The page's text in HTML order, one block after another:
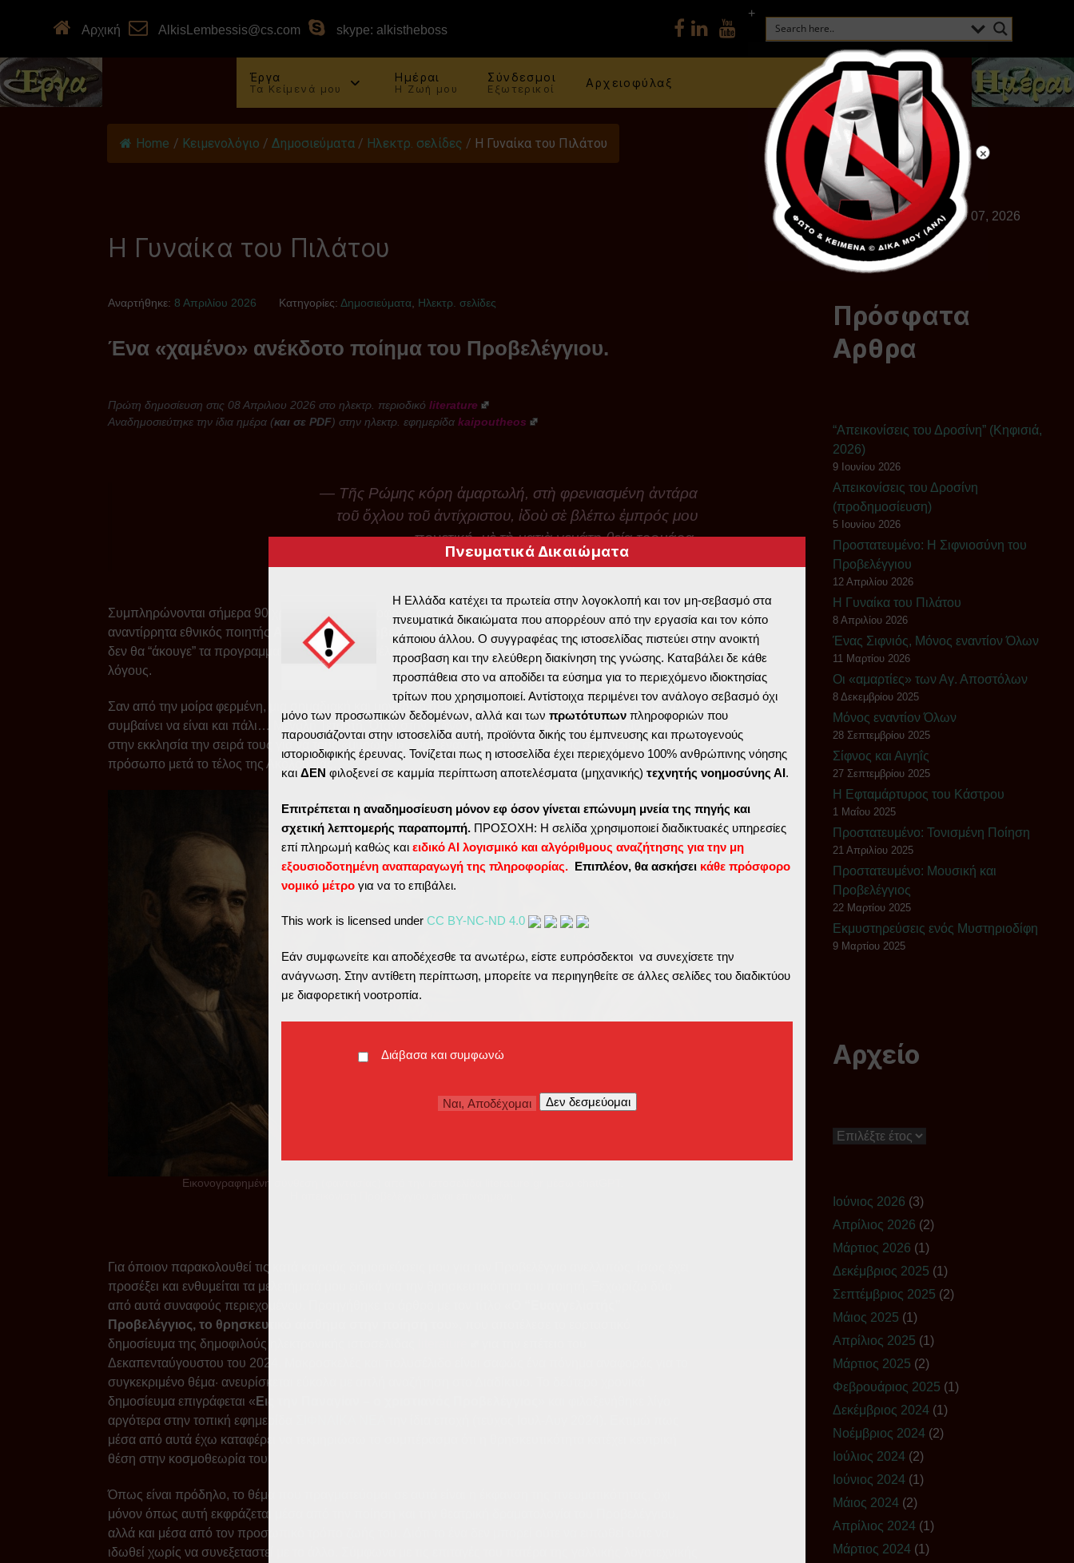
Αρχική AlkisLembessis@cs.com skype: alkistheboss
Έργα
Τα Κείμενά μου
Ημέραι
Η Ζωή μου
Σύνδεσμοι
Εξωτερικοί Αρχειοφύλαξ
Home / Κειμενολόγιο / Δημοσιεύματα / Ηλεκτρ. σελίδες / Η Γυναίκα του Πιλάτου
Η Γυναίκα του Πιλάτου
Αναρτήθηκε: 8 Απριλίου 2026 Κατηγορίες: Δημοσιεύματα, Ηλεκτρ. σελίδες
Ένα «χαμένο» ανέκδοτο ποίημα του Προβελέγγιου.
Πρώτη δημοσίευση στις 08 Απριλιου 2026 στο ηλεκτρ. περιοδικό literature
Αναδημοσιεύτηκε την ίδια ημέρα (και σε PDF) στην ηλεκτρ. εφημερίδα kaipoutheos
Τῆς Ρώμης κόρη ἁμαρτωλή, στὴ φρενιασμένη ἀντάρα
τοῦ ὄχλου τοῦ ἀντίχριστου, ἰδοὺ σὲ βλέπω ἐμπρός μου
πονετική, μὲ τὴ ματιὰ γεμάτη θεία τρομάρα,
νὰ δέεσαι γιὰ τὸ λυτρωτὴ τὸν ἄχραντο τοῦ κόσμου.
Συμπληρώνονται σήμερα 90 χρόνια από την αποφράδα 8η Απριλίου, Μεγ. Τετάρτη του 1936
αναντίρρητα εθνικός ποιητής
Αριστομένης Προβελέγγιος
ξεκίνησε για το μεγάλο ταξίδι. Την επομένη
δεν θα “άκουγε” τα προγραμματισμένα 12 Ευαγγέλια της Μεγ. Πέμπτης, αλλά εξόδιους και επικήδειους
λόγους.
Σαν από την μοίρα φερμένη, μια σημαδιακή και μοναδική σύμπτωση, η 8η Απριλίου της φετινής χρονιάς
συμβαίνει να είναι και πάλι… Μεγάλη Τετάρτη. Όταν στην Σίφνο οι πιστοί θα περιμένουν υπομονετικά
στην εκκλησία την σειρά τους για να τους «μυρώσει», έναν-έναν ξεχωριστά, ο ιερέας στα χέρια και στο
πρόσωπο μετά το τέλος της Ακολουθίας.
Εικονογραφημένη σύνθεση (φαντασίας) από την ιστοσελίδα literature.gr μέσω chatGPT.
Για όποιον παρακολουθεί τις κατά καιρούς δημοσιεύσεις μου για τον Προβελέγγιο ανελλιπώς, ίσως έχει
προσέξει και ενθυμείται τα μελετήματά μου ειδικά για την θρησκευτικότητα του ποιητή. Ξεχωρίζω δύο
από αυτά συναφούς περιεχομένου. Προηγήθηκε το άρθρο με τον τίτλο «
Προβελέγγιος, το θρησκευτικό αίσθημα στην ποίησή του
δημοσίευμα της δημοφιλούς ηλεκτρονικής ιστοσελίδας
Δεκαπενταύγουστου του 2024. Μακροσκελές και πολυσέλιδο είναι σαφώς ένα πόνημα αναφοράς για το
συγκεκριμένο θέμα· ανευρίσκεται εύκολα με απλή αναζήτηση στο Διαδίκτυο. Το δεύτερο χρονικά
δημοσίευμα επιγράφεται « Εις την Παναγίαν – ο χριστιανός Προβελέγγιος
αργότερα στην τοπική εφημερίδα
μέσα από αυτά έχω καταφέρει να τεκμηριώσω το συμπέρασμα ότι η θρησκευτικότητα κατέχει κεντρική
θέση στην κοσμοθεωρία του.
Όπως είναι πρόδηλο, το θέμα που πραγματεύομαι σε αυτά είναι η έκφανση της πνευματικότητας, όχι
μόνον όπως αυτή εκφράζεται μέσα από την ποίηση και την θεατρική δραματολογία του Προβελέγγιου,
αλλά και μέσα από τον προσωπικό τρόπο ζωής του. Διότι το ένα δεν μπορεί ούτε να ειπωθεί ούτε να
ιδωθεί χωρίς να συνεξεταστεί με το άλλο. Σύμφωνα με τις επιταγές του πατέρα της γαλλικής λογοτεχνικής
Παρασκευή, Αυγούστου 07, 2026
Πρόσφατα
Αρθρα
“Απεικονίσεις του Δροσίνη” (Κηφισιά,
2026)
9 Ιουνίου 2026
Απεικονίσεις του Δροσίνη
(προδημοσίευση)
5 Ιουνίου 2026
Πρoστατευμένο: Η Σιφνιοσύνη του
Προβελέγγιου
12 Απριλίου 2026
Η Γυναίκα του Πιλάτου
8 Απριλίου 2026
Ένας Σιφνιός, Μόνος εναντίον Όλων
11 Μαρτίου 2026
Οι «αμαρτίες» των Αγ. Αποστόλων
8 Δεκεμβρίου 2025
Μόνος εναντίον Όλων
28 Σεπτεμβρίου 2025
Σίφνος και Αιγηΐς
27 Σεπτεμβρίου 2025
Η Εφταμάρτυρος του Κάστρου
1 Μαΐου 2025
Πρoστατευμένο: Τονισμένη Ποίηση
21 Απριλίου 2025
Πρoστατευμένο: Μουσική και
Προβελέγγιος
22 Μαρτίου 2025
Εκμυστηρεύσεις ενός Μυστηριοδίφη
9 Μαρτίου 2025
Αρχείο
Ιστορικό
Ιούνιος 2026 (3)
Απρίλιος 2026 (2)
Μάρτιος 2026 (1)
Δεκέμβριος 2025 (1)
Σεπτέμβριος 2025 (2)
Μάιος 2025 (1)
Απρίλιος 2025 (1)
Μάρτιος 2025 (2)
Φεβρουάριος 2025 (1)
Δεκέμβριος 2024 (1)
Νοέμβριος 2024 (2)
Ιούλιος 2024 (2)
Ιούνιος 2024 (1)
Μάιος 2024 (2)
Απρίλιος 2024 (1)
Μάρτιος 2024 (1)
+
Πνευματικά Δικαιώματα
Η Ελλάδα κατέχει τα πρωτεία στην λογοκλοπή και τον μη-σεβασμό στα
πνευματικά δικαιώματα που απορρέουν από την εργασία και τον κόπο
κάποιου άλλου. Ο συγγραφέας της ιστοσελίδας πιστεύει στην ανοικτή
προσβαση και την ελεύθερη διακίνηση της γνώσης. Καταβάλει δε κάθε
προσπάθεια στο να αποδίδει τα εύσημα για το περιεχόμενο ιδιοκτησίας
τρίτων που χρησιμοποιεί. Αντίστοιχα περιμένει τον ανάλογο σεβασμό όχι
μόνο των προσωπικών δεδομένων, αλλά και των πρωτότυπων πληροφοριών που
παρουσιάζονται στην ιστοσελίδα αυτή, προϊόντα δικής του έμπνευσης και πρωτογενούς
ιστοριοδιφικής έρευνας. Τονίζεται πως η ιστοσελίδα έχει περιεχόμενο 100% ανθρώπινης νόησης
και ΔΕΝ φιλοξενεί σε καμμία περίπτωση αποτελέσματα (μηχανικής) τεχνητής νοημοσύνης ΑΙ.
Επιτρέπεται η αναδημοσίευση μόνον εφ όσον γίνεται επώνυμη μνεία της πηγής και
σχετική λεπτομερής παραπομπή. ΠΡΟΣΟΧΗ: Η σελίδα χρησιμοποιεί διαδικτυακές υπηρεσίες
επί πληρωμή καθώς και ειδικό ΑΙ λογισμικό και αλγόριθμους αναζήτησης για την μη
εξουσιοδοτημένη αναπαραγωγή της πληροφορίας. Επιπλέον, θα ασκήσει κάθε πρόσφορο
νομικό μέτρο για να το επιβάλει.
This work is licensed under CC BY-NC-ND 4.0
Εάν συμφωνείτε και αποδέχεσθε τα ανωτέρω, είστε ευπρόσδεκτοι να συνεχίσετε την
ανάγνωση. Στην αντίθετη περίπτωση, μπορείτε να περιηγηθείτε σε άλλες σελίδες του διαδικτύου
με διαφορετική νοοτροπία.
Διάβασα και συμφωνώ